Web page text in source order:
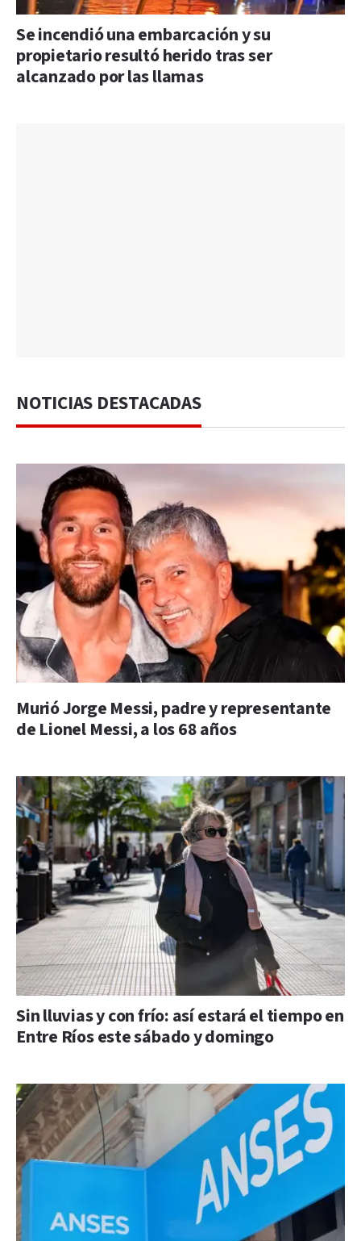
Se incendió una embarcación y su
propietario resultó herido tras ser
alcanzado por las llamas
NOTICIAS DESTACADAS
Murió Jorge Messi, padre y representante
de Lionel Messi, a los 68 años
Sin lluvias y con frío: así estará el tiempo en
Entre Ríos este sábado y domingo